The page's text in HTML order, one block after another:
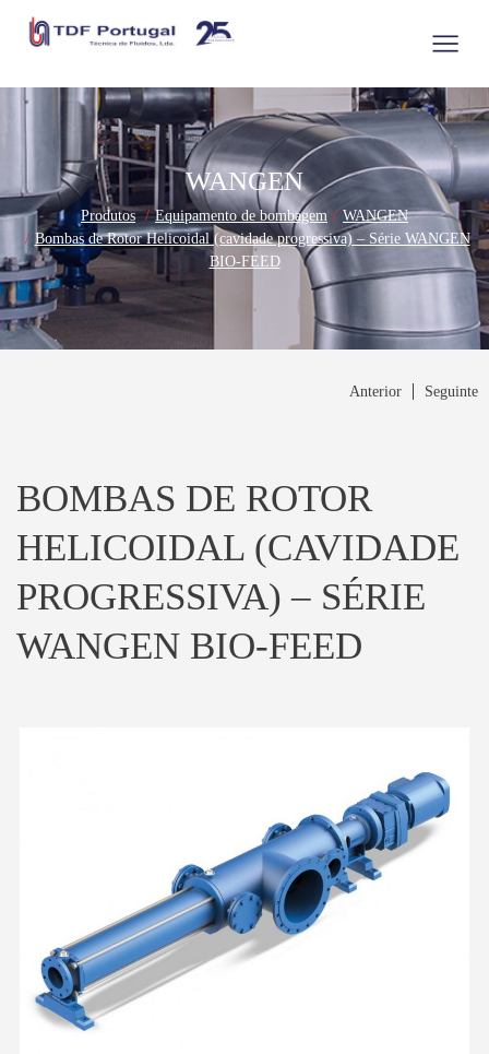
WANGEN
Produtos Equipamento de bombagem
WANGEN
Bombas de Rotor Helicoidal (cavidade progressiva) – Série WANGEN
BIO-FEED
Anterior Seguinte
BOMBAS DE ROTOR
HELICOIDAL (CAVIDADE
PROGRESSIVA) – SÉRIE
WANGEN BIO-FEED